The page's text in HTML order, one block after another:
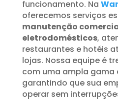
funcionamento. Na
oferecemos serviços
manutenção
eletrodomésticos,
restaurantes e hotéis
lojas. Nossa equipe é
com uma ampla gama
garantindo que sua
operar sem